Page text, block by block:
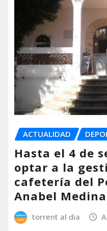
ACTUALIDAD
Hasta el 4 de
optar a la
cafetería del
Anabel
torrent al dia